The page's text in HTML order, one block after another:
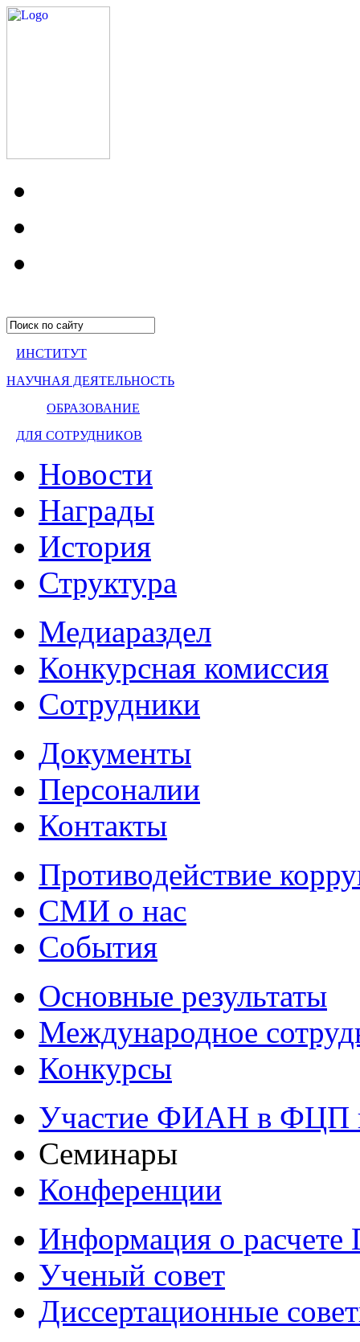
ИНСТИТУТ
НАУЧНАЯ ДЕЯТЕЛЬНОСТЬ
ОБРАЗОВАНИЕ
ДЛЯ СОТРУДНИКОВ
Новости
Награды
История
Структура
Медиараздел
Конкурсная комиссия
Сотрудники
Документы
Персоналии
Контакты
Противодействие
СМИ о нас
События
Основные результаты
Международное
Конкурсы
Участие ФИАН в ФЦП
Семинары
Конференции
Информация о
Ученый совет
Диссертационные